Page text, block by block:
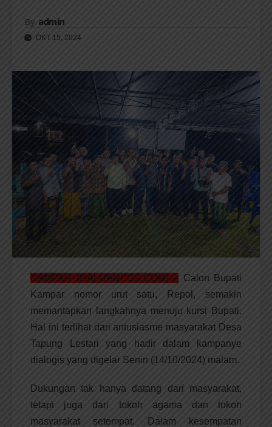
By admin
OKT 15, 2024
KAMPAR (HALUANPOS.COM) – Calon Bupati
Kampar nomor urut satu, Repol, semakin
memantapkan langkahnya menuju kursi Bupati.
Hal ini terlihat dari antusiasme masyarakat Desa
Tapung Lestari yang hadir dalam kampanye
dialogis yang digelar Senin (14/10/2024) malam.
Dukungan tak hanya datang dari masyarakat,
tetapi juga dari tokoh agama dan tokoh
masyarakat setempat. Dalam kesempatan